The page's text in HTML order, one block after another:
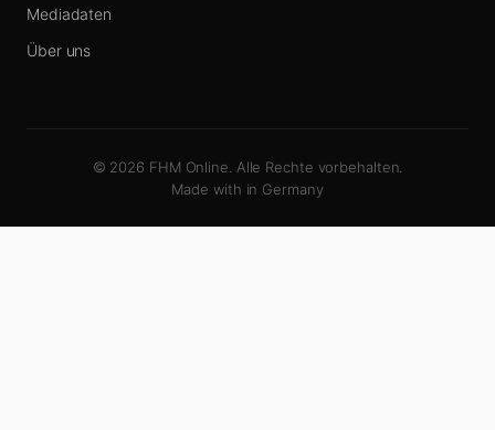
Mediadaten
Über uns
© 2026 FHM Online. Alle Rechte vorbehalten.
Made with in Germany